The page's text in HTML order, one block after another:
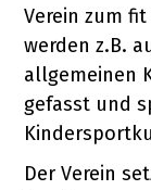
Verein zum
werden z.B.
allgemeinen
gefasst und
Der Verein